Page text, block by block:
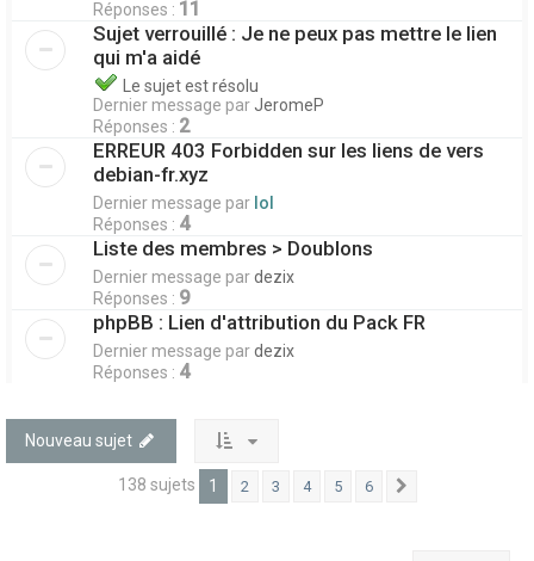
Réponses : 11
Sujet verrouillé : Je ne peux pas mettre le lien
qui m'a aidé
Le sujet est résolu
Dernier message par JeromeP
Réponses : 2
ERREUR 403 Forbidden sur les liens de vers
debian-fr.xyz
Dernier message par lol
Réponses : 4
Liste des membres > Doublons
Dernier message pardezix
Réponses : 9
phpBB : Lien d'attribution du Pack FR
Dernier message pardezix
Réponses : 4
Nouveau sujet
138 sujets 1 2 3 4 5 6